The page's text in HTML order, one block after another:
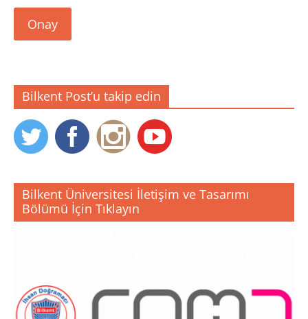
Onay
Bilkent Post’u takip edin
Bilkent Üniversitesi İletişim ve Tasarımı
Bölümü İçin Tıklayın